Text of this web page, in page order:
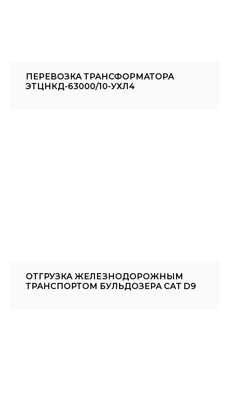
ПЕРЕВОЗКА ТРАНСФОРМАТОРА
ЭТЦНКД-63000/10-УХЛ4
ОТГРУЗКА ЖЕЛЕЗНОДОРОЖНЫМ
ТРАНСПОРТОМ БУЛЬДОЗЕРА CAT D9